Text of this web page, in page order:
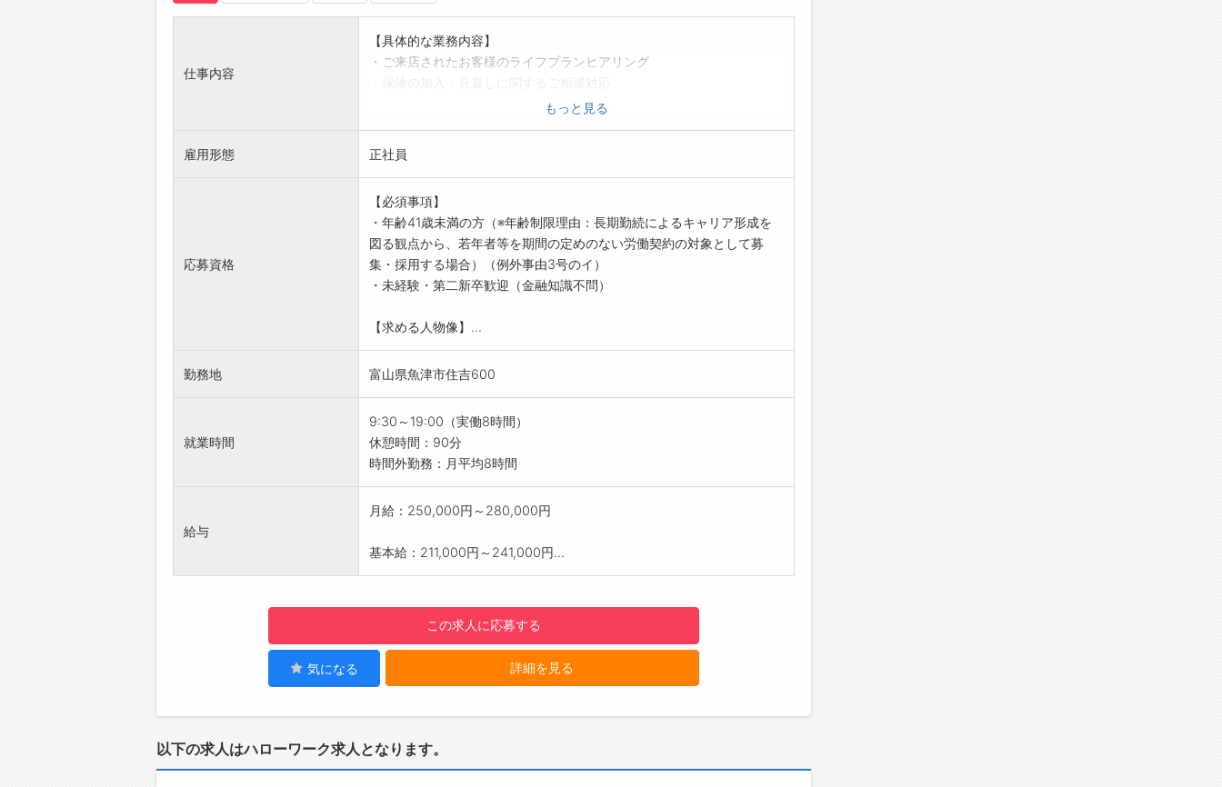
仕事内容
【具体的な業務内容】
・ご来店されたお客様のライフプランヒアリング
・生保・損保を含む複数社商品の比較提案
・顧客データ管理、来店予約対応
・地域イベント・マネーセミナーでの情報発信（希望者）
9:30 朝礼・店舗ミーティング
10:00 予約のお客様と面談（保険見直しのご相談）
12:00 ランチ休憩
13:00 新規来店対応・資料作成
15:00 契約手続きやフォローコール
19:00 退社
お客様と向き合う時間が多く、数字に追われるより“関係を築く”仕事で
す。
【アピールポイント】
★教育制度が充実
入社後2か月の基礎研修＋1年間のフォローアップ研修で、安心してスタ
ートできます。
す。
努力を見てくれる会社文化。若竹賞・若鷹賞・社長賞など、頑張りをし
★営業経費は全額会社負担
交通費・資料費・資格受験費など、すべて会社負担。安心して提案に集
中できます。
★完全週休2日・年間休日121日
仕事もプライベートも大切に。メリハリを持って働ける環境です。
【メッセージ】
お客様に寄り添い、「ありがとう」と言われる瞬間があなたの成長の
もっと見る
雇用形態 正社員
応募資格
【必須事項】
・年齢41歳未満の方（※年齢制限理由：長期勤続によるキャリア形成を
図る観点から、若年者等を期間の定めのない労働契約の対象として募
集・採用する場合）（例外事由3号のイ）
・未経験・第二新卒歓迎（金融知識不問）
【求める人物像】...
勤務地 富山県魚津市住吉600
就業時間
9:30～19:00（実働8時間）
休憩時間：90分
時間外勤務：月平均8時間
給与
月給：250,000円～280,000円
基本給：211,000円～241,000円...
この求人に応募する
気になる 詳細を見る
以下の求人はハローワーク求人となります。